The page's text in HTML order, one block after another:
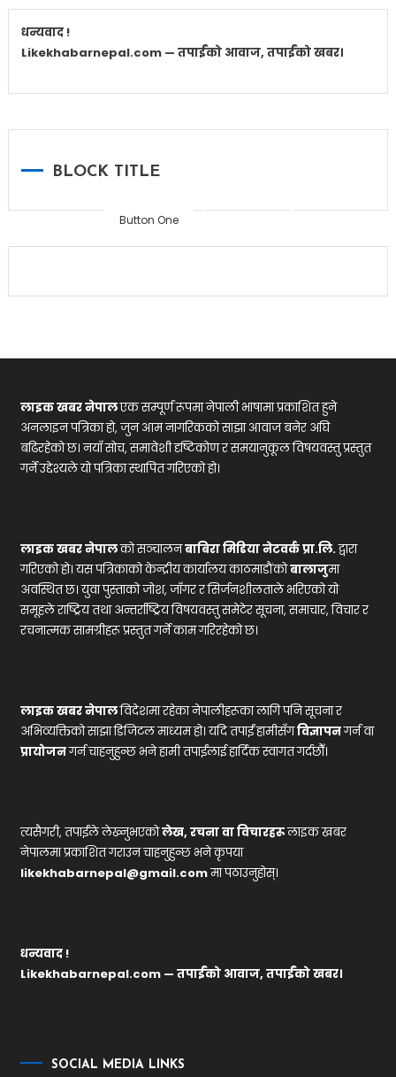
धन्यवाद !
Likekhabarnepal.com — तपाईंको आवाज, तपाईंको खबर।
BLOCK TITLE
Button One
लाइक खबर नेपालएक सम्पूर्ण रूपमा नेपाली भाषामा प्रकाशित हुने
अनलाइन पत्रिका हो, जुन आम नागरिकको साझा आवाज बनेर अघि
बढिरहेको छ। नयाँ सोच, समावेशी दृष्टिकोण र समयानुकूल विषयवस्तु प्रस्तुत
गर्ने उद्देश्यले यो पत्रिका स्थापित गरिएको हो।
लाइक खबर नेपालको सञ्चालनबाबिरा मिडिया नेटवर्क प्रा.लि.द्वारा
गरिएको हो। यस पत्रिकाको केन्द्रीय कार्यालय काठमाडौंकोबालाजुमा
अवस्थित छ। युवा पुस्ताको जोश, जाँगर र सिर्जनशीलताले भरिएको यो
समूहले राष्ट्रिय तथा अन्तर्राष्ट्रिय विषयवस्तु समेटेर सूचना, समाचार, विचार र
रचनात्मक सामग्रीहरू प्रस्तुत गर्ने काम गरिरहेको छ।
लाइक खबर नेपालविदेशमा रहेका नेपालीहरूका लागि पनि सूचना र
अभिव्यक्तिको साझा डिजिटल माध्यम हो। यदि तपाईं हामीसँगविज्ञापनगर्न वा
प्रायोजनगर्न चाहनुहुन्छ भने हामी तपाईंलाई हार्दिक स्वागत गर्दछौँ।
त्यसैगरी, तपाईंले लेख्नुभएकोलेख, रचना वा विचारहरूलाइक खबर
नेपालमा प्रकाशित गराउन चाहनुहुन्छ भने कृपया
likekhabarnepal@gmail.comमा पठाउनुहोस्।
धन्यवाद !
Likekhabarnepal.com — तपाईंको आवाज, तपाईंको खबर।
SOCIAL MEDIA LINKS